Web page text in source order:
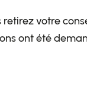
retirez votre
ont été